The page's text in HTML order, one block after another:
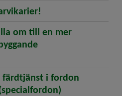
(öppnar artikeln
om till en mer
artikeln Vi fortsätter att
i fordon